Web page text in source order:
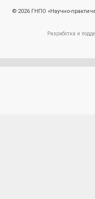
© 2026 ГНПО «Научно-
Разработка и